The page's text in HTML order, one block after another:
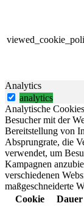
Analytics
analytics
Analytische
Besucher mit der
Bereitstellung von
Absprungrate, die
verwendet, um
Kampagnen
verschiedenen
maßgeschneiderte
Cookie
Dauer